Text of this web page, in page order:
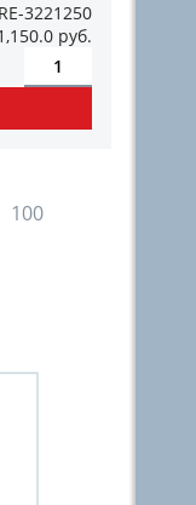
RE-3221250
руб.
100